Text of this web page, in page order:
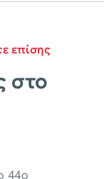
επίσης
στο
44ο